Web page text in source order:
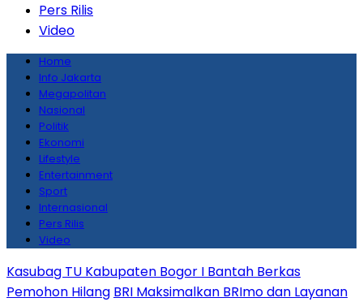
Pers Rilis
Video
Home
Info Jakarta
Megapolitan
Nasional
Politik
Ekonomi
Lifestyle
Entertainment
Sport
Internasional
Pers Rilis
Video
Kasubag TU Kabupaten Bogor I Bantah Berkas
Pemohon Hilang BRI Maksimalkan BRImo dan Layanan